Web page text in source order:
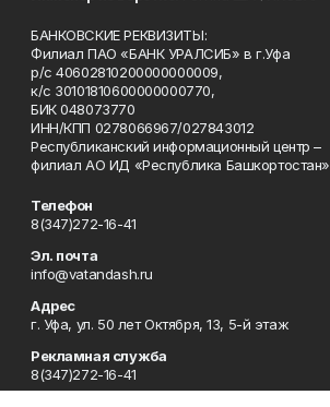
БАНКОВСКИЕ РЕКВИЗИТЫ:
Филиал ПАО «БАНК УРАЛСИБ» в г.Уфа
р/с 40602810200000000009,
к/с 30101810600000000770,
БИК 048073770
ИНН/КПП 0278066967/027843012
Республиканский информационный центр –
филиал АО ИД «Республика Башкортостан»
Телефон
8(347)272-16-41
Эл. почта
info@vatandash.ru
Адрес
г. Уфа, ул. 50 лет Октября, 13, 5-й этаж
Рекламная служба
8(347)272-16-41